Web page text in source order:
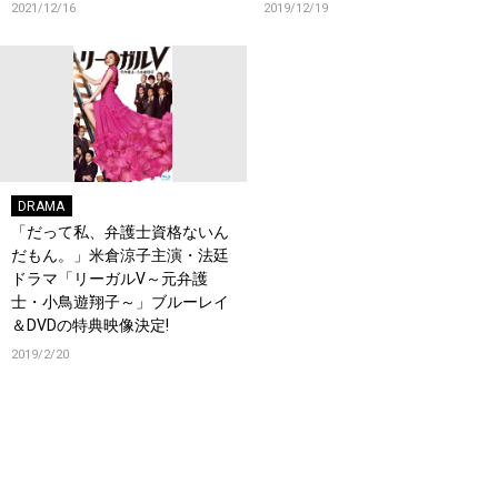
2021/12/16 2019/12/19
DRAMA
「だって私、弁護士資格ないん
だもん。」米倉涼子主演・法廷
ドラマ「リーガルV～元弁護
士・小鳥遊翔子～」ブルーレイ
＆DVDの特典映像決定!
2019/2/20